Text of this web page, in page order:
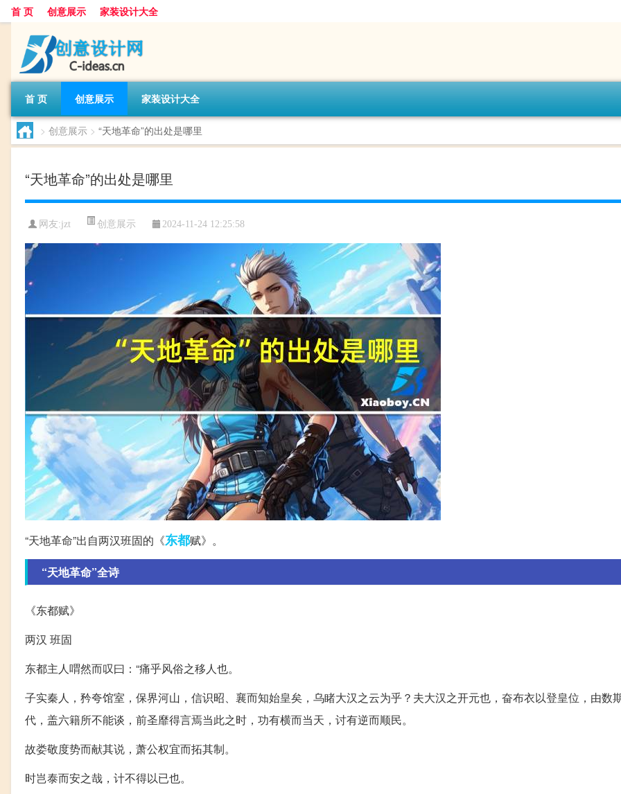
首 页 创意展示 家装设计大全
首 页 创意展示 家装设计大全
> 创意展示 > “天地革命”的出处是哪里
“天地革命”的出处是哪里
网友:jzt 创意展示 2024-11-24 12:25:58
“天地革命”出自两汉班固的《东都赋》。
“天地革命”全诗
《东都赋》
两汉 班固
东都主人喟然而叹曰：“痛乎风俗之移人也。
子实秦人，矜夸馆室，保界河山，信识昭、襄而知始皇矣，乌睹大汉之云为乎？夫大汉之开元也，奋布衣以登皇位，由数
代，盖六籍所不能谈，前圣靡得言焉当此之时，功有横而当天，讨有逆而顺民。
故娄敬度势而献其说，萧公权宜而拓其制。
时岂泰而安之哉，计不得以已也。